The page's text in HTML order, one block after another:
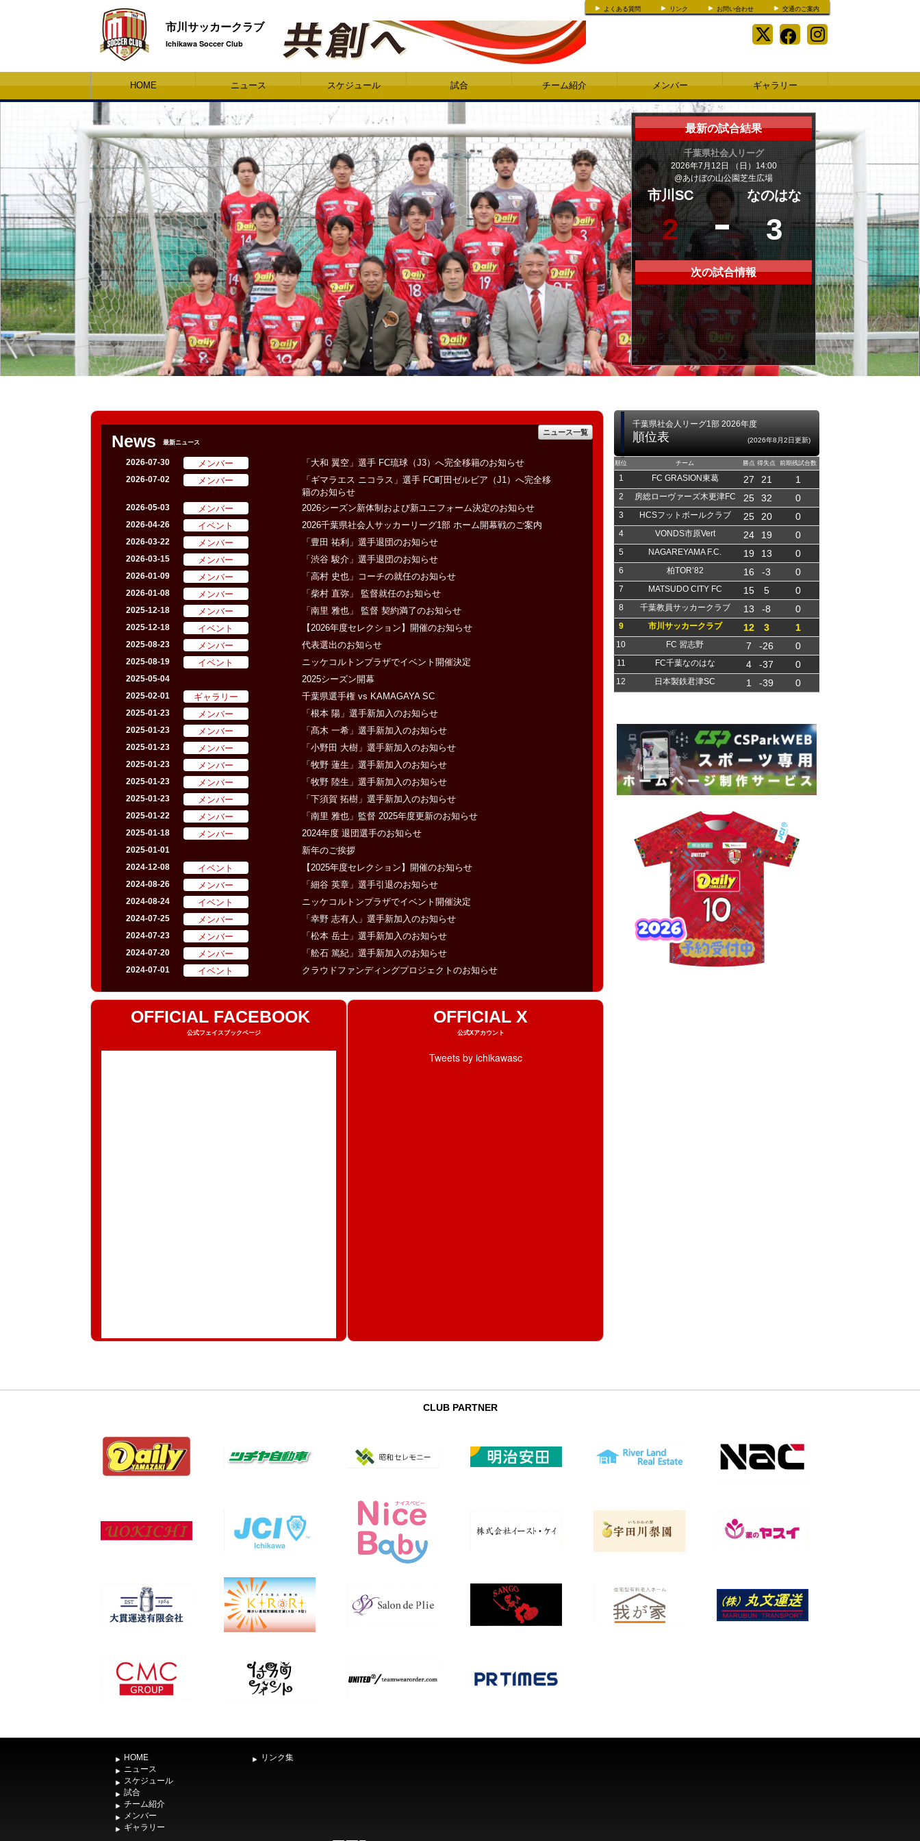
よくある質問 リンク お問い合わせ 交通のご案内
市川サッカークラブ
Ichikawa Soccer Club
HOME ニュース スケジュール 試合 チーム紹介 メンバー ギャラリー
最新の試合結果
千葉県社会人リーグ
2026年7月12日 （日）14:00
@あけぼの山公園芝生広場
市川SC
2
なのはな
3
次の試合情報
News 最新ニュース
ニュース一覧
2026-07-30 メンバー 「大和 翼空」選手 FC琉球（J3）へ完全移籍のお知らせ
2026-07-02 メンバー
「ギマラエス ニコラス」選手 FC町田ゼルビア（J1）へ完全移
籍のお知らせ
2026-05-03 メンバー 2026シーズン新体制および新ユニフォーム決定のお知らせ
2026-04-26 イベント 2026千葉県社会人サッカーリーグ1部 ホーム開幕戦のご案内
2026-03-22 メンバー 「豊田 祐利」選手退団のお知らせ
2026-03-15 メンバー 「渋谷 駿介」選手退団のお知らせ
2026-01-09 メンバー 「高村 史也」コーチの就任のお知らせ
2026-01-08 メンバー 「柴村 直弥」 監督就任のお知らせ
2025-12-18 メンバー 「南里 雅也」 監督 契約満了のお知らせ
2025-12-18 イベント 【2026年度セレクション】開催のお知らせ
2025-08-23 メンバー 代表選出のお知らせ
2025-08-19 イベント ニッケコルトンプラザでイベント開催決定
2025-05-04 2025シーズン開幕
2025-02-01 ギャラリー 千葉県選手権 vs KAMAGAYA SC
2025-01-23 メンバー 「根本 陽」選手新加入のお知らせ
2025-01-23 メンバー 「髙木 一希」選手新加入のお知らせ
2025-01-23 メンバー 「小野田 大樹」選手新加入のお知らせ
2025-01-23 メンバー 「牧野 蓮生」選手新加入のお知らせ
2025-01-23 メンバー 「牧野 陸生」選手新加入のお知らせ
2025-01-23 メンバー 「下須賀 拓樹」選手新加入のお知らせ
2025-01-22 メンバー 「南里 雅也」監督 2025年度更新のお知らせ
2025-01-18 メンバー 2024年度 退団選手のお知らせ
2025-01-01 新年のご挨拶
2024-12-08 イベント 【2025年度セレクション】開催のお知らせ
2024-08-26 メンバー 「細谷 英章」選手引退のお知らせ
2024-08-24 イベント ニッケコルトンプラザでイベント開催決定
2024-07-25 メンバー 「幸野 志有人」選手新加入のお知らせ
2024-07-23 メンバー 「松本 岳士」選手新加入のお知らせ
2024-07-20 メンバー 「舩石 篤紀」選手新加入のお知らせ
2024-07-01 イベント クラウドファンディングプロジェクトのお知らせ
OFFICIAL FACEBOOK
公式フェイスブックページ
OFFICIAL X
公式Xアカウント
Tweets by ichikawasc
千葉県社会人リーグ1部 2026年度
順位表 (2026年8月2日更新)
順位 チーム 勝点 得失点 前期残試合数
1 FC GRASION東葛 27 21 1
2 房総ローヴァーズ木更津FC 25 32 0
3 HCSフットボールクラブ 25 20 0
4 VONDS市原Vert 24 19 0
5 NAGAREYAMA F.C. 19 13 0
6 柏TOR’82 16 -3 0
7 MATSUDO CITY FC 15 5 0
8 千葉教員サッカークラブ 13 -8 0
9 市川サッカークラブ 12 3 1
10 FC 習志野 7 -26 0
11 FC千葉なのはな 4 -37 0
12 日本製鉄君津SC 1 -39 0
CLUB PARTNER
HOME
ニュース
スケジュール
試合
チーム紹介
メンバー
ギャラリー
リンク集